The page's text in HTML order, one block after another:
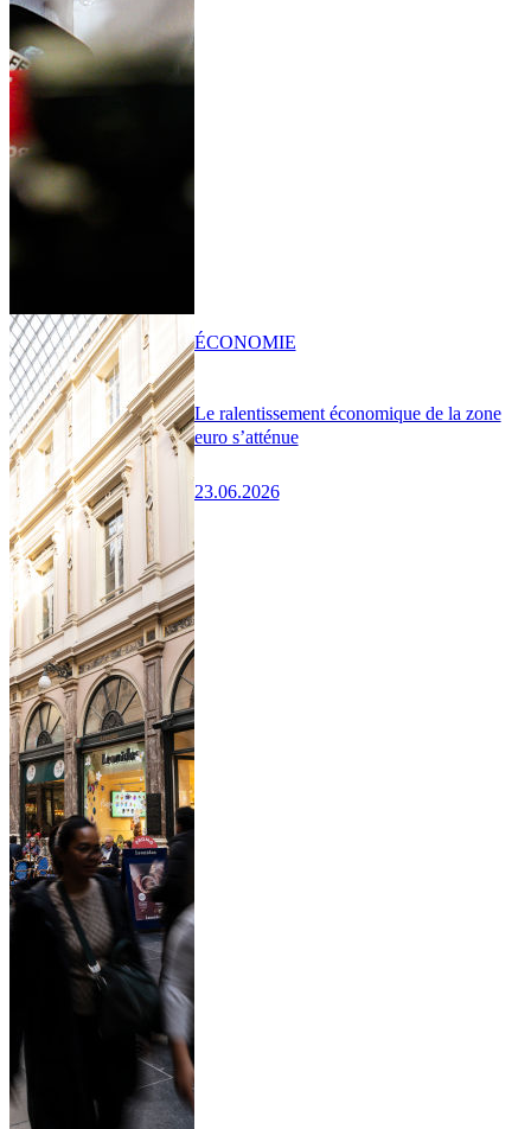
Le ralentissement économique de la zone
euro s’atténue
23.06.2026
ÉCONOMIE